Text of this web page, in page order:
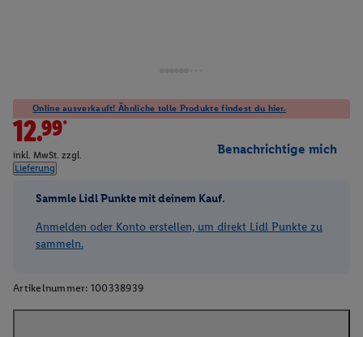
Online ausverkauft! Ähnliche tolle Produkte findest du hier.
12.99*
inkl. MwSt. zzgl.
Lieferung
Benachrichtige mich
Sammle Lidl Punkte mit deinem Kauf.
Anmelden oder Konto erstellen, um direkt Lidl Punkte zu
sammeln.
Artikelnummer: 100338939